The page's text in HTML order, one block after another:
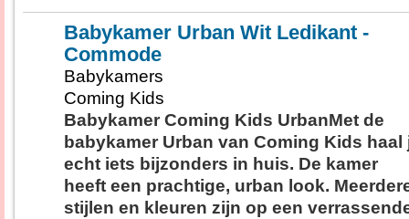
Babykamer Urban Wit Ledikant -
Commode
Babykamers
Coming Kids
Babykamer Coming Kids UrbanMet de
babykamer Urban van Coming Kids haal
echt iets bijzonders in huis. De kamer
heeft een prachtige, urban look.
stijlen en kleuren zijn op een